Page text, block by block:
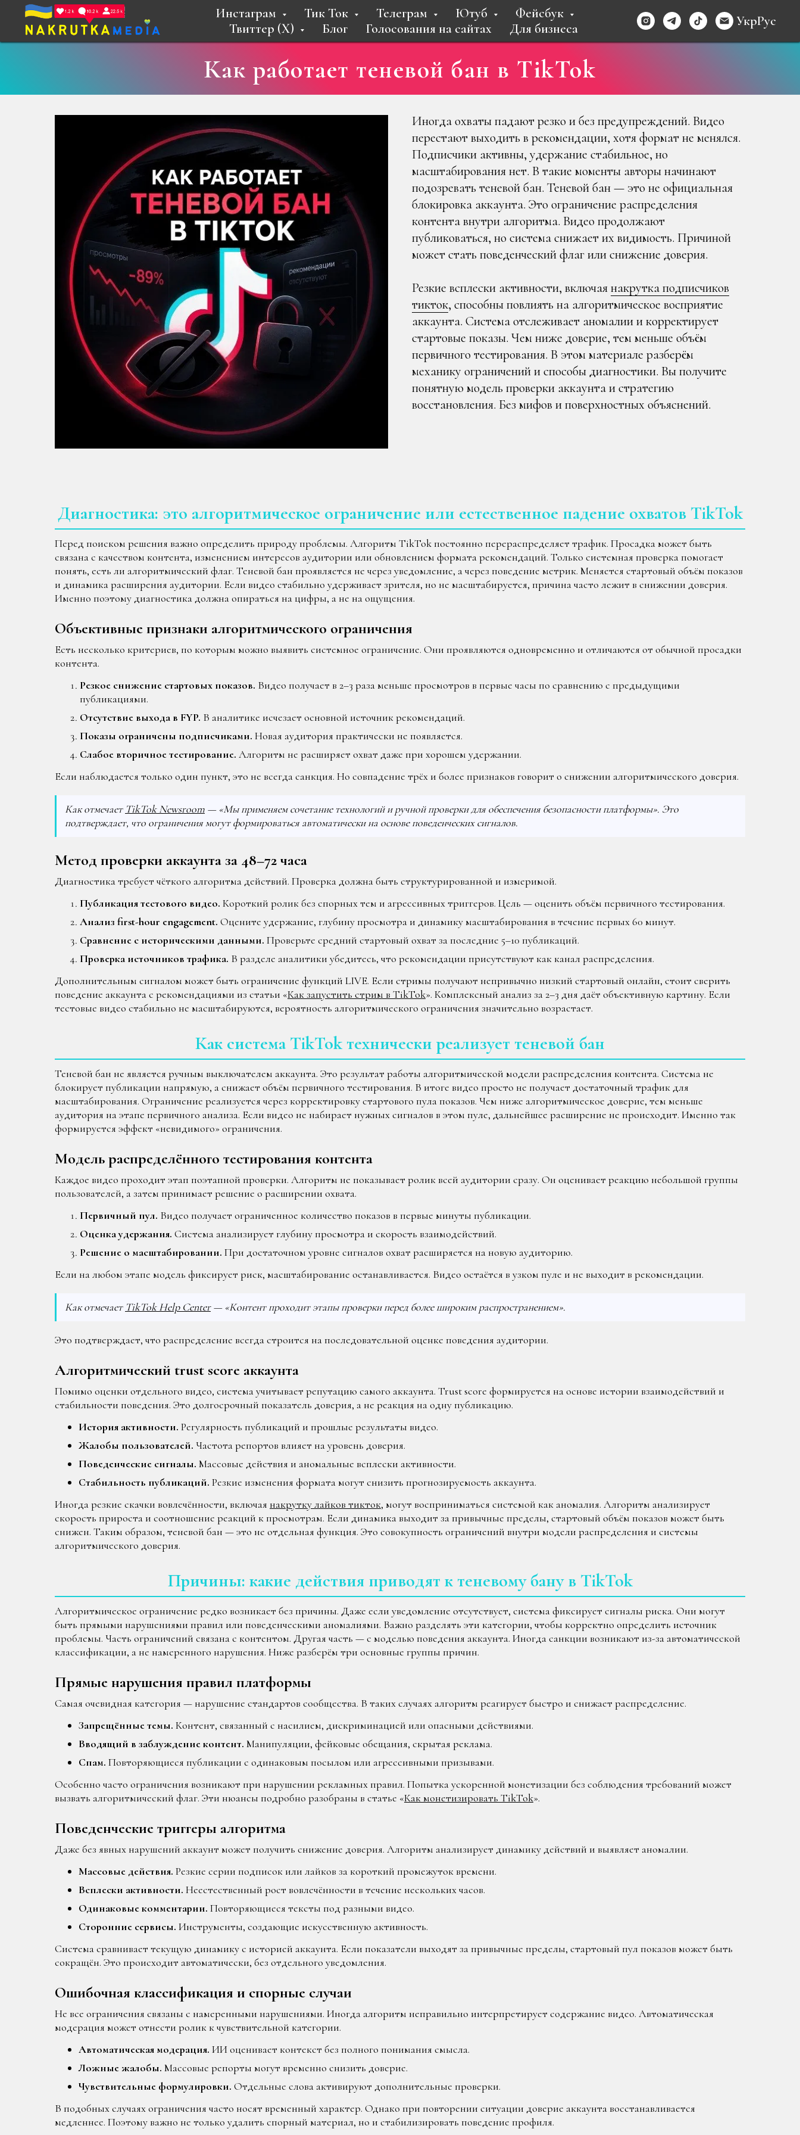
Инстаграм Тик Ток Телеграм Ютуб
Фейсбук
Твиттер (X)
Блог Голосования на сайтах Для бизнеса УкрРус
Как работает теневой бан в TikTok
Иногда охваты падают резко и без предупреждений. Видео
перестают выходить в рекомендации, хотя формат не менялся.
Подписчики активны, удержание стабильное, но
масштабирования нет. В такие моменты авторы начинают
подозревать теневой бан. Теневой бан — это не официальная
блокировка аккаунта. Это ограничение распределения
контента внутри алгоритма. Видео продолжают
публиковаться, но система снижает их видимость. Причиной
может стать поведенческий флаг или снижение доверия.
Резкие всплески активности, включаянакрутка подписчиков
тикток, способны повлиять на алгоритмическое восприятие
аккаунта. Система отслеживает аномалии и корректирует
стартовые показы. Чем ниже доверие, тем меньше объём
первичного тестирования. В этом материале разберём
механику ограничений и способы диагностики. Вы получите
понятную модель проверки аккаунта и стратегию
восстановления. Без мифов и поверхностных объяснений.
Диагностика: это алгоритмическое ограничение или естественное падение охватов TikTok
Перед поиском решения важно определить природу проблемы. Алгоритм TikTok постоянно перераспределяет трафик. Просадка может быть
связана с качеством контента, изменением интересов аудитории или обновлением формата рекомендаций. Только системная проверка помогает
понять, есть ли алгоритмический флаг. Теневой бан проявляется не через уведомление, а через поведение метрик. Меняется стартовый объём показов
и динамика расширения аудитории. Если видео стабильно удерживает зрителя, но не масштабируется, причина часто лежит в снижении доверия.
Именно поэтому диагностика должна опираться на цифры, а не на ощущения.
Объективные признаки алгоритмического ограничения
Есть несколько критериев, по которым можно выявить системное ограничение. Они проявляются одновременно и отличаются от обычной просадки
контента.
Резкое снижение стартовых показов. Видео получает в 2–3 раза меньше просмотров в первые часы по сравнению с предыдущими
публикациями.
Отсутствие выхода в FYP. В аналитике исчезает основной источник рекомендаций.
Показы ограничены подписчиками. Новая аудитория практически не появляется.
Слабое вторичное тестирование. Алгоритм не расширяет охват даже при хорошем удержании.
Если наблюдается только один пункт, это не всегда санкция. Но совпадение трёх и более признаков говорит о снижении алгоритмического доверия.
Как отмечает TikTok Newsroom — «Мы применяем сочетание технологий и ручной проверки для обеспечения безопасности платформы». Это
подтверждает, что ограничения могут формироваться автоматически на основе поведенческих сигналов.
Метод проверки аккаунта за 48–72 часа
Диагностика требует чёткого алгоритма действий. Проверка должна быть структурированной и измеримой.
Публикация тестового видео. Короткий ролик без спорных тем и агрессивных триггеров. Цель — оценить объём первичного тестирования.
Анализ first-hour engagement. Оцените удержание, глубину просмотра и динамику масштабирования в течение первых 60 минут.
Сравнение с историческими данными. Проверьте средний стартовый охват за последние 5–10 публикаций.
Проверка источников трафика. В разделе аналитики убедитесь, что рекомендации присутствуют как канал распределения.
Дополнительным сигналом может быть ограничение функций LIVE. Если стримы получают непривычно низкий стартовый онлайн, стоит сверить
поведение аккаунта с рекомендациями из статьи «Как запустить стрим в TikTok». Комплексный анализ за 2–3 дня даёт объективную картину. Если
тестовые видео стабильно не масштабируются, вероятность алгоритмического ограничения значительно возрастает.
Как система TikTok технически реализует теневой бан
Теневой бан не является ручным выключателем аккаунта. Это результат работы алгоритмической модели распределения контента. Система не
блокирует публикации напрямую, а снижает объём первичного тестирования. В итоге видео просто не получает достаточный трафик для
масштабирования. Ограничение реализуется через корректировку стартового пула показов. Чем ниже алгоритмическое доверие, тем меньше
аудитория на этапе первичного анализа. Если видео не набирает нужных сигналов в этом пуле, дальнейшее расширение не происходит. Именно так
формируется эффект «невидимого» ограничения.
Модель распределённого тестирования контента
Каждое видео проходит этап поэтапной проверки. Алгоритм не показывает ролик всей аудитории сразу. Он оценивает реакцию небольшой группы
пользователей, а затем принимает решение о расширении охвата.
Первичный пул. Видео получает ограниченное количество показов в первые минуты публикации.
Оценка удержания. Система анализирует глубину просмотра и скорость взаимодействий.
Решение о масштабировании. При достаточном уровне сигналов охват расширяется на новую аудиторию.
Если на любом этапе модель фиксирует риск, масштабирование останавливается. Видео остаётся в узком пуле и не выходит в рекомендации.
Как отмечает TikTok Help Center— «Контент проходит этапы проверки перед более широким распространением».
Это подтверждает, что распределение всегда строится на последовательной оценке поведения аудитории.
Алгоритмический trust score аккаунта
Помимо оценки отдельного видео, система учитывает репутацию самого аккаунта. Trust score формируется на основе истории взаимодействий и
стабильности поведения. Это долгосрочный показатель доверия, а не реакция на одну публикацию.
История активности. Регулярность публикаций и прошлые результаты видео.
Жалобы пользователей. Частота репортов влияет на уровень доверия.
Поведенческие сигналы. Массовые действия и аномальные всплески активности.
Стабильность публикаций. Резкие изменения формата могут снизить прогнозируемость аккаунта.
Иногда резкие скачки вовлечённости, включая накрутку лайков тикток, могут восприниматься системой как аномалия. Алгоритм анализирует
скорость прироста и соотношение реакций к просмотрам. Если динамика выходит за привычные пределы, стартовый объём показов может быть
снижен. Таким образом, теневой бан — это не отдельная функция. Это совокупность ограничений внутри модели распределения и системы
алгоритмического доверия.
Причины: какие действия приводят к теневому бану в TikTok
Алгоритмическое ограничение редко возникает без причины. Даже если уведомление отсутствует, система фиксирует сигналы риска. Они могут
быть прямыми нарушениями правил или поведенческими аномалиями. Важно разделять эти категории, чтобы корректно определить источник
проблемы. Часть ограничений связана с контентом. Другая часть — с моделью поведения аккаунта. Иногда санкции возникают из-за автоматической
классификации, а не намеренного нарушения. Ниже разберём три основные группы причин.
Прямые нарушения правил платформы
Самая очевидная категория — нарушение стандартов сообщества. В таких случаях алгоритм реагирует быстро и снижает распределение.
Запрещённые темы. Контент, связанный с насилием, дискриминацией или опасными действиями.
Вводящий в заблуждение контент. Манипуляции, фейковые обещания, скрытая реклама.
Спам. Повторяющиеся публикации с одинаковым посылом или агрессивными призывами.
Особенно часто ограничения возникают при нарушении рекламных правил. Попытка ускоренной монетизации без соблюдения требований может
вызвать алгоритмический флаг. Эти нюансы подробно разобраны в статье «Как монетизировать TikTok».
Поведенческие триггеры алгоритма
Даже без явных нарушений аккаунт может получить снижение доверия. Алгоритм анализирует динамику действий и выявляет аномалии.
Массовые действия. Резкие серии подписок или лайков за короткий промежуток времени.
Всплески активности. Неестественный рост вовлечённости в течение нескольких часов.
Одинаковые комментарии. Повторяющиеся тексты под разными видео.
Сторонние сервисы. Инструменты, создающие искусственную активность.
Система сравнивает текущую динамику с историей аккаунта. Если показатели выходят за привычные пределы, стартовый пул показов может быть
сокращён. Это происходит автоматически, без отдельного уведомления.
Ошибочная классификация и спорные случаи
Не все ограничения связаны с намеренными нарушениями. Иногда алгоритм неправильно интерпретирует содержание видео. Автоматическая
модерация может отнести ролик к чувствительной категории.
Автоматическая модерация. ИИ оценивает контекст без полного понимания смысла.
Ложные жалобы. Массовые репорты могут временно снизить доверие.
Чувствительные формулировки. Отдельные слова активируют дополнительные проверки.
В подобных случаях ограничения часто носят временный характер. Однако при повторении ситуации доверие аккаунта восстанавливается
медленнее. Поэтому важно не только удалить спорный материал, но и стабилизировать поведение профиля.